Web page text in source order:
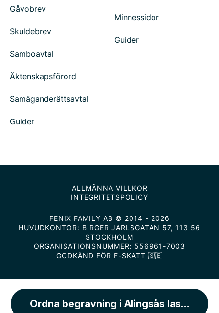
Ordna begravning i Alingsås lasarett
Gåvobrev
Skuldebrev
Samboavtal
Äktenskapsförord
Samäganderättsavtal
Guider
Minnessidor
Guider
ALLMÄNNA VILLKOR
INTEGRITETSPOLICY
FENIX FAMILY AB © 2014 - 2026
HUVUDKONTOR: BIRGER JARLSGATAN 57, 113 56
STOCKHOLM
ORGANISATIONSNUMMER: 556961-7003
GODKÄND FÖR F-SKATT 🇸🇪